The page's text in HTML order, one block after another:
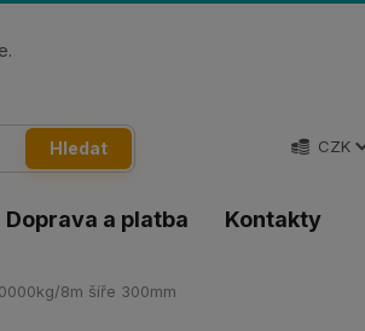
Doprava a platba Kontakty
CZK
Hledat
8m šíře 300mm